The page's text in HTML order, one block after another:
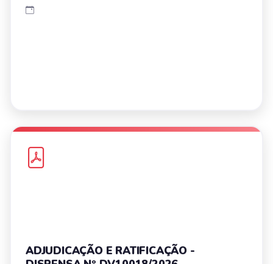
ADJUDICAÇÃO E RATIFICAÇÃO -